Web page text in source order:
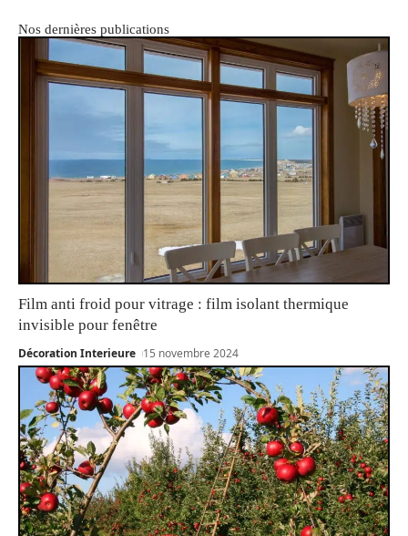
Nos dernières publications
Film anti froid pour vitrage : film isolant thermique
invisible pour fenêtre
Décoration Interieure 15 novembre 2024